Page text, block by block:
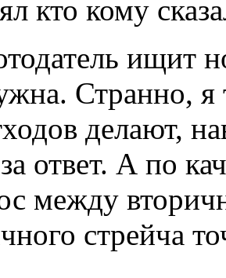
кто кому
ищит
Странно, я
делают,
ответ. А по
между
стрейча